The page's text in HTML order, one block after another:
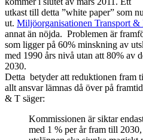
utkast till detta ”white paper” som
ut. Miljöorganisationen Transport
annat än nöjda. Problemen är
som ligger på 60% minskning av
med 1990 års nivå utan att 80% av
2030.
Detta betyder att reduktionen fram
allt ansvar lämnas då över på
& T säger:
Kommissionen är siktar
med 1 % per år fram till